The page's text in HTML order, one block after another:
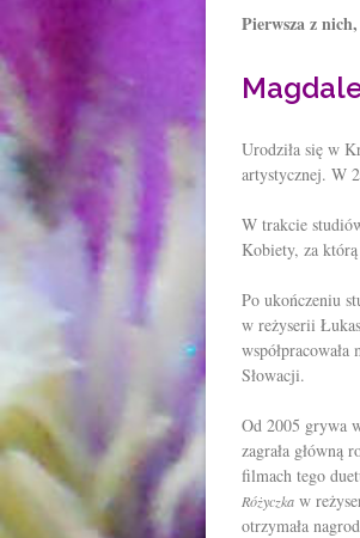
Pierwsza z
Urodziła się w
artystycznej. W
W trakcie
Kobiety, za
Po ukończeniu
w reżyserii
Słowacji.
Od 2005 grywa
zagrała
filmach tego
Różyczka w
otrzymała